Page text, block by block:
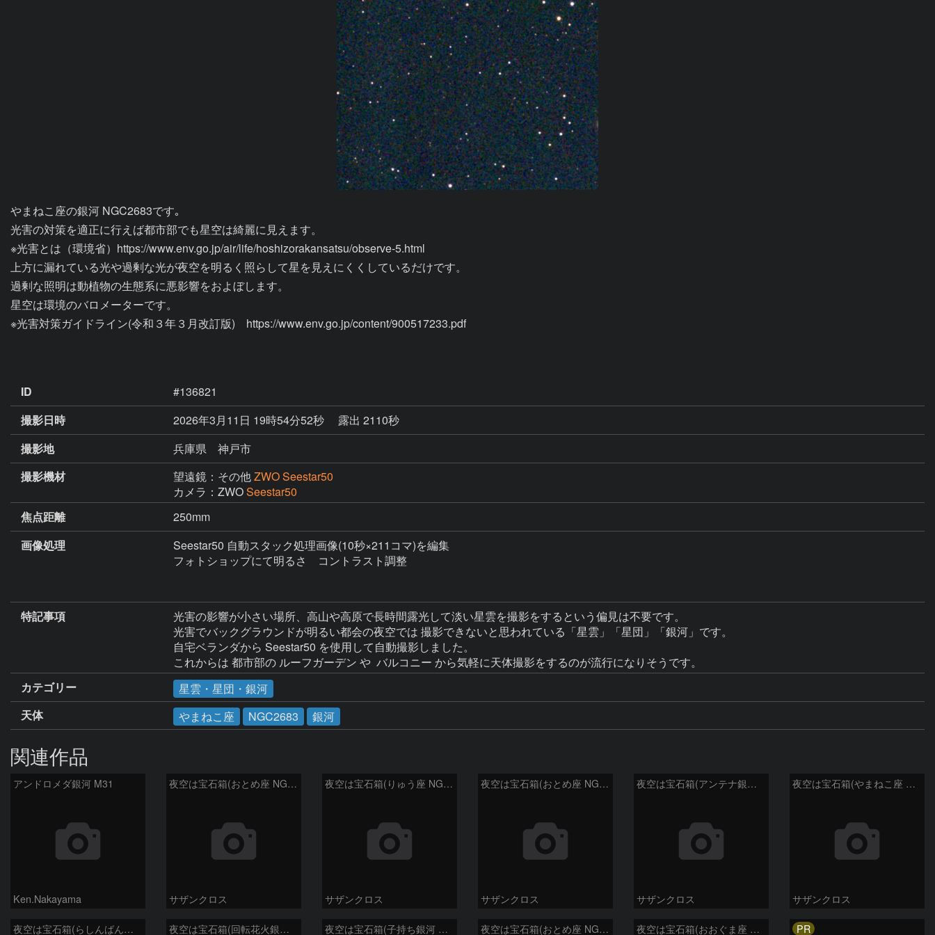
やまねこ座の銀河 NGC2683です｡
光害の対策を適正に行えば都市部でも星空は綺麗に見えます。
※光害とは（環境省）https://www.env.go.jp/air/life/hoshizorakansatsu/observe-5.html
上方に漏れている光や過剰な光が夜空を明るく照らして星を見えにくくしているだけです。
過剰な照明は動植物の生態系に悪影響をおよぼします。
星空は環境のバロメーターです。
※光害対策ガイドライン(令和３年３月改訂版)　https://www.env.go.jp/content/900517233.pdf
ID
#136821
撮影日時
2026年3月11日 19時54分52秒
露出 2110秒
撮影地
兵庫県 神戸市
撮影機材
望遠鏡：その他ZWO Seestar50
カメラ：ZWOSeestar50
焦点距離
250mm
画像処理
Seestar50 自動スタック処理画像(10秒×211コマ)を編集
フォトショップにて明るさ　コントラスト調整
特記事項
光害の影響が小さい場所、高山や高原で長時間露光して淡い星雲を撮影をするという偏見は不要です。
光害でバックグラウンドが明るい都会の夜空では 撮影できないと思われている「星雲」「星団」「銀河」です。
自宅ベランダから Seestar50 を使用して自動撮影しました。
カテゴリー
星雲・星団・銀河
天体
やまねこ座 NGC2683 銀河
関連作品
アンドロメダ銀河 M31
Ken.Nakayama
夜空は宝石箱(おとめ座 NGC5566) Seestar50
サザンクロス
夜空は宝石箱(りゅう座 NGC6503) Seestar50
サザンクロス
夜空は宝石箱(おとめ座 NGC5746) Seestar50
サザンクロス
夜空は宝石箱(アンテナ銀河 NGC4038) Seestar50
サザンクロス
夜空は宝石箱(やまねこ座 NGC2683) Seestar50
サザンクロス
夜空は宝石箱(らしんばん座 NGC2613) Seestar50 夜空は宝石箱(回転花火銀河 M101) Seestar50 夜空は宝石箱(子持ち銀河 M51) Seestar50 夜空は宝石箱(おとめ座 NGC5746) Seestar50 夜空は宝石箱(おおぐま座 NGC3198) Seestar50 PR